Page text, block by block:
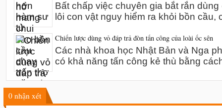
Bất chấp việc chuyên gia bắt rắn
lôi con vật nguy hiểm ra khỏi bồn cầu,
Chiến lược dùng vỏ đáp trả đòn tấn công của loài ốc sên
Các nhà khoa học Nhật Bản và Nga
có khả năng tấn công kẻ thù bằng
0 nhận xét